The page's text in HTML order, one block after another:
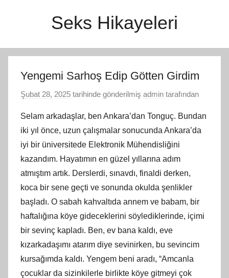
Seks Hikayeleri
Yengemi Sarhoş Edip Götten Girdim
Şubat 28, 2025 tarihinde gönderilmiş admin tarafından
Selam arkadaşlar, ben Ankara’dan Tonguç. Bundan
iki yıl önce, uzun çalışmalar sonucunda Ankara’da
iyi bir üniversitede Elektronik Mühendisliğini
kazandım. Hayatımın en güzel yıllarına adım
atmıştım artık. Derslerdi, sınavdı, finaldi derken,
koca bir sene geçti ve sonunda okulda şenlikler
başladı. O sabah kahvaltıda annem ve babam, bir
haftalığına köye gideceklerini söylediklerinde, içimi
bir sevinç kapladı. Ben, ev bana kaldı, eve
kızarkadaşımı atarım diye sevinirken, bu sevincim
kursağımda kaldı. Yengem beni aradı, “Amcanla
çocuklar da sizinkilerle birlikte köye gitmeyi çok